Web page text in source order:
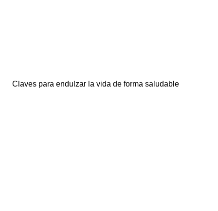
Claves para endulzar la vida de forma saludable